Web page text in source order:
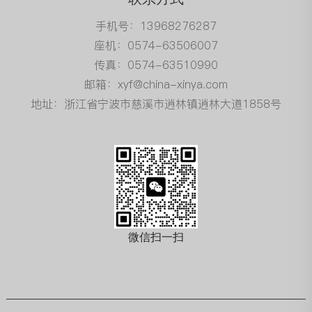
手机号：13968276287
座机：0574-63506007
传真：0574-63510990
邮箱：xyf@china-xinya.com
地址：浙江省宁波市慈溪市逍林镇逍林大道1858号
微信扫一扫